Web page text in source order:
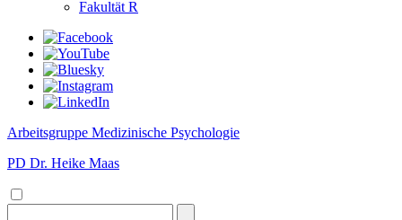
Fakultät R
Arbeitsgruppe Medizinische Psychologie
PD Dr. Heike Maas